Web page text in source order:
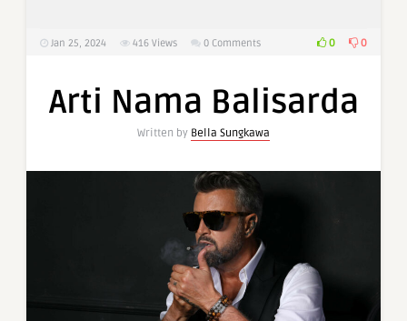
Jan 25, 2024 416 Views 0 Comments 0 0
Arti Nama Balisarda
Written by Bella Sungkawa